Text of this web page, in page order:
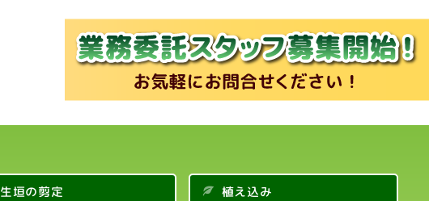
生垣の剪定 植え込み